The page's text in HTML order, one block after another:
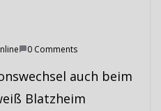
0 Comments
auch beim
Blatzheim